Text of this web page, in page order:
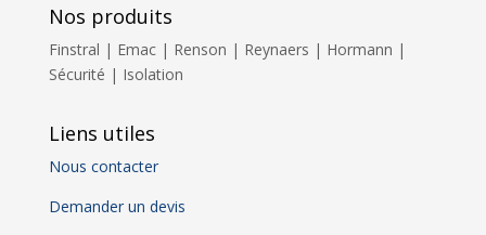
Nos produits
Finstral | Emac | Renson | Reynaers | Hormann |
Sécurité | Isolation
Liens utiles
Nous contacter
Demander un devis